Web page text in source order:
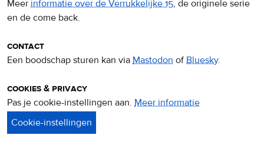
Meer informatie over de Verrukkelijke 15, de originele serie
en de come back.
contact
Een boodschap sturen kan via Mastodon ofBluesky.
cookies & privacy
Pas je cookie-instellingen aan. Meer informatie